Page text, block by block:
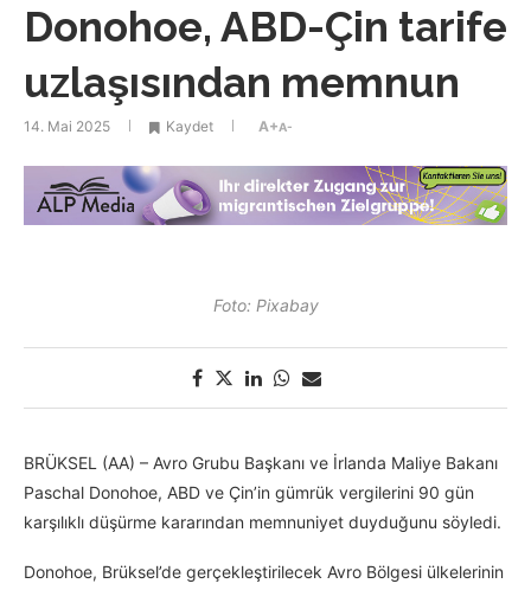
Donohoe, ABD-Çin tarife
uzlaşısından memnun
14. Mai 2025 Kaydet A+A-
Foto: Pixabay
BRÜKSEL (AA) – Avro Grubu Başkanı ve İrlanda Maliye Bakanı
Paschal Donohoe, ABD ve Çin’in gümrük vergilerini 90 gün
karşılıklı düşürme kararından memnuniyet duyduğunu söyledi.
Donohoe, Brüksel’de gerçekleştirilecek Avro Bölgesi ülkelerinin